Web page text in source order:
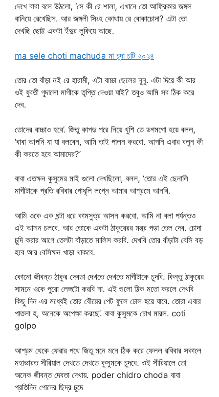
দেখে বাবা বলে উঠলো, ‘সে কী রে শালা, এখানে তো আফ্রিকার জঙ্গল
বানিয়ে রেখেছিস. আর জঙ্গলী সিংহ কোথায় রে বোকাচোদা? এটা তো
দেখছি ছোট্ট একটা ইঁদুর লুকিয়ে আছে.
ma sele choti machuda মা চুদা চটি ২০২৪
তোর তো বাঁড়া নই রে হারামী, এটা বাচ্চা ছেলের নূনু. এটা দিয়ে কী আর
ওই যুবতী গূদালো মাগীকে তৃপ্তি দেওয়া যাই? তবুও আমি সব ঠিক করে
দেব.
তোদের বাচ্চাও হবে’. জিতু কাপড় পরে নিয়ে খুশি তে ডগমগো হয়ে বলল,
‘বাবা আপনি যা যা বলবেন, আমি তাই পালন করবো. আপনি এবার বলুন কী
কী করতে হবে আমাদের?’
বাবা এতক্ষন কুসুমের মাই গুলো দেখছিলো, বলল, ‘তোর এই ছেনালি
মাগীটাকে প্রতি রবিবার গোধূলি লগ্নে আমার আশ্রমে আনবি.
আমি ওকে এক ঘন্টা ধরে কামসুত্র আসন করবো. আমি না বলা পর্যন্তও
এই আসন চলবে. আর তোকে একটা ঠাকুরেরর মন্ত্র পড়া তেল দেব. চোদা
চুদি করার আগে তেলটা বাঁড়াতে মালিস করবি. দেখবি তোর বাঁড়াটা বেসি বড়
হবে আর বেসিক্ষন খাড়া থাকবে.
কোনো জীবন্ত ঠাকুর দেবতা দেখতে দেখতে মাগীটাকে চুদবি. কিন্তু ঠাকুরের
সামনে ওকে পুরো লেঙ্গটো করবি না. এই গুলো ঠিক মতো করলে দেখবি
কিছু দিন এর মধ্যেই তোর বৌয়ের পেট ফুলে ঢোল হয়ে যাবে. তোরা এবার
পাতলা হ, অনেকে অপেক্ষা করছে’. বাবা কুসুমকে চোখ মারল. coti
golpo
আশ্রম থেকে ফেরার পথে জিতু মনে মনে ঠিক করে ফেলল রবিবার সকালে
মহাভারত সীরিয়াল দেখতে দেখতে কুসুমকে চুদবে. ওই সীরিয়ালে তো
অনেক জীবন্ত দেবতা দেখায়. poder chidro choda বাবা
প্রতিদিন পোদের ছিদ্র চুদে